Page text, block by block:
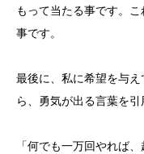
もって当たる事です。
事です。
最後に、私に希望を与
ら、勇気が出る言葉を引
「何でも一万回やれば